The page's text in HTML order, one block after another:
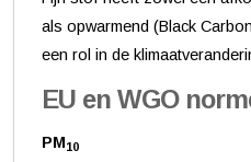
als opwarmend (Black
een rol in de
EU en WGO
PM10